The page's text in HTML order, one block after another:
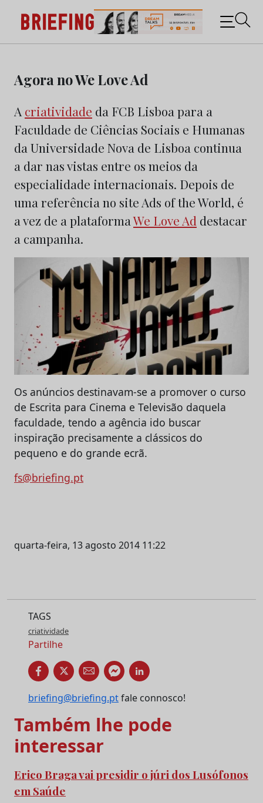
content
Briefing: Todas as notícias sobre os negócios do
Marketing e da Publicidade
Agora no We Love Ad
A criatividade da FCB Lisboa para a
Faculdade de Ciências Sociais e Humanas
da Universidade Nova de Lisboa continua
a dar nas vistas entre os meios da
especialidade internacionais. Depois de
uma referência no site Ads of the World, é
a vez de a plataformaWe Love Ad destacar
a campanha.
Os anúncios destinavam-se a promover o curso
de Escrita para Cinema e Televisão daquela
faculdade, tendo a agência ido buscar
inspiração precisamente a clássicos do
pequeno e do grande ecrã.
fs@briefing.pt
quarta-feira, 13 agosto 2014 11:22
TAGS
criatividade
Partilhe
briefing@briefing.ptfale connosco!
Também lhe pode
interessar
Erico Braga vai presidir o júri dos Lusófonos
em Saúde